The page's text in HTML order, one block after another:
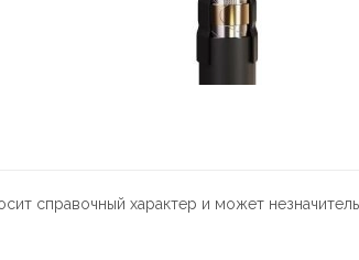
справочный характер и может